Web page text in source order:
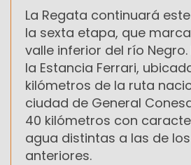
La Regata continuará
la sexta etapa, que
valle inferior del río
la Estancia Ferrari,
kilómetros de la ruta
ciudad de General
40 kilómetros con
agua distintas a las de
anteriores.